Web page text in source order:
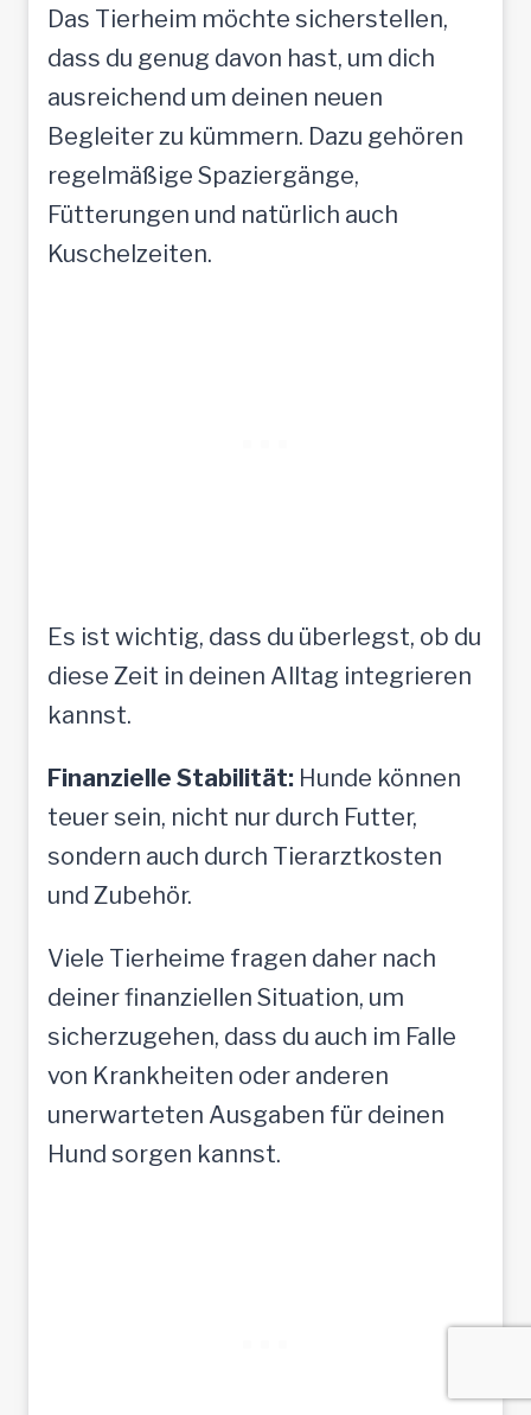
Das Tierheim möchte sicherstellen,
dass du genug davon hast, um dich
ausreichend um deinen neuen
Begleiter zu kümmern. Dazu gehören
regelmäßige Spaziergänge,
Fütterungen und natürlich auch
Kuschelzeiten.
Es ist wichtig, dass du überlegst, ob du
diese Zeit in deinen Alltag integrieren
kannst.
Finanzielle Stabilität: Hunde können
teuer sein, nicht nur durch Futter,
sondern auch durch Tierarztkosten
und Zubehör.
Viele Tierheime fragen daher nach
deiner finanziellen Situation, um
sicherzugehen, dass du auch im Falle
von Krankheiten oder anderen
unerwarteten Ausgaben für deinen
Hund sorgen kannst.